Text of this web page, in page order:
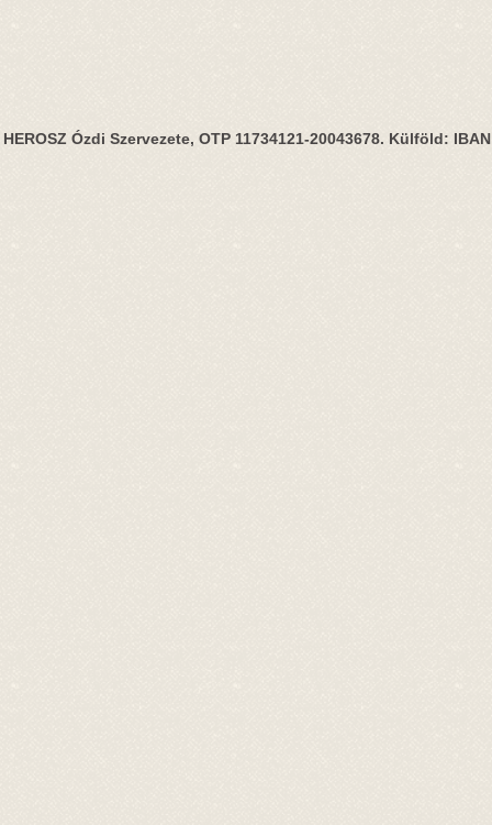
HEROSZ Ózdi Szervezete, OTP 11734121-20043678. Külföld: